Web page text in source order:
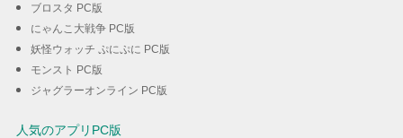
ブロスタ PC版
にゃんこ大戦争 PC版
妖怪ウォッチ ぷにぷに PC版
モンスト PC版
ジャグラーオンライン PC版
人気のアプリPC版